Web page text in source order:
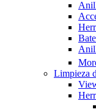
Limpieza